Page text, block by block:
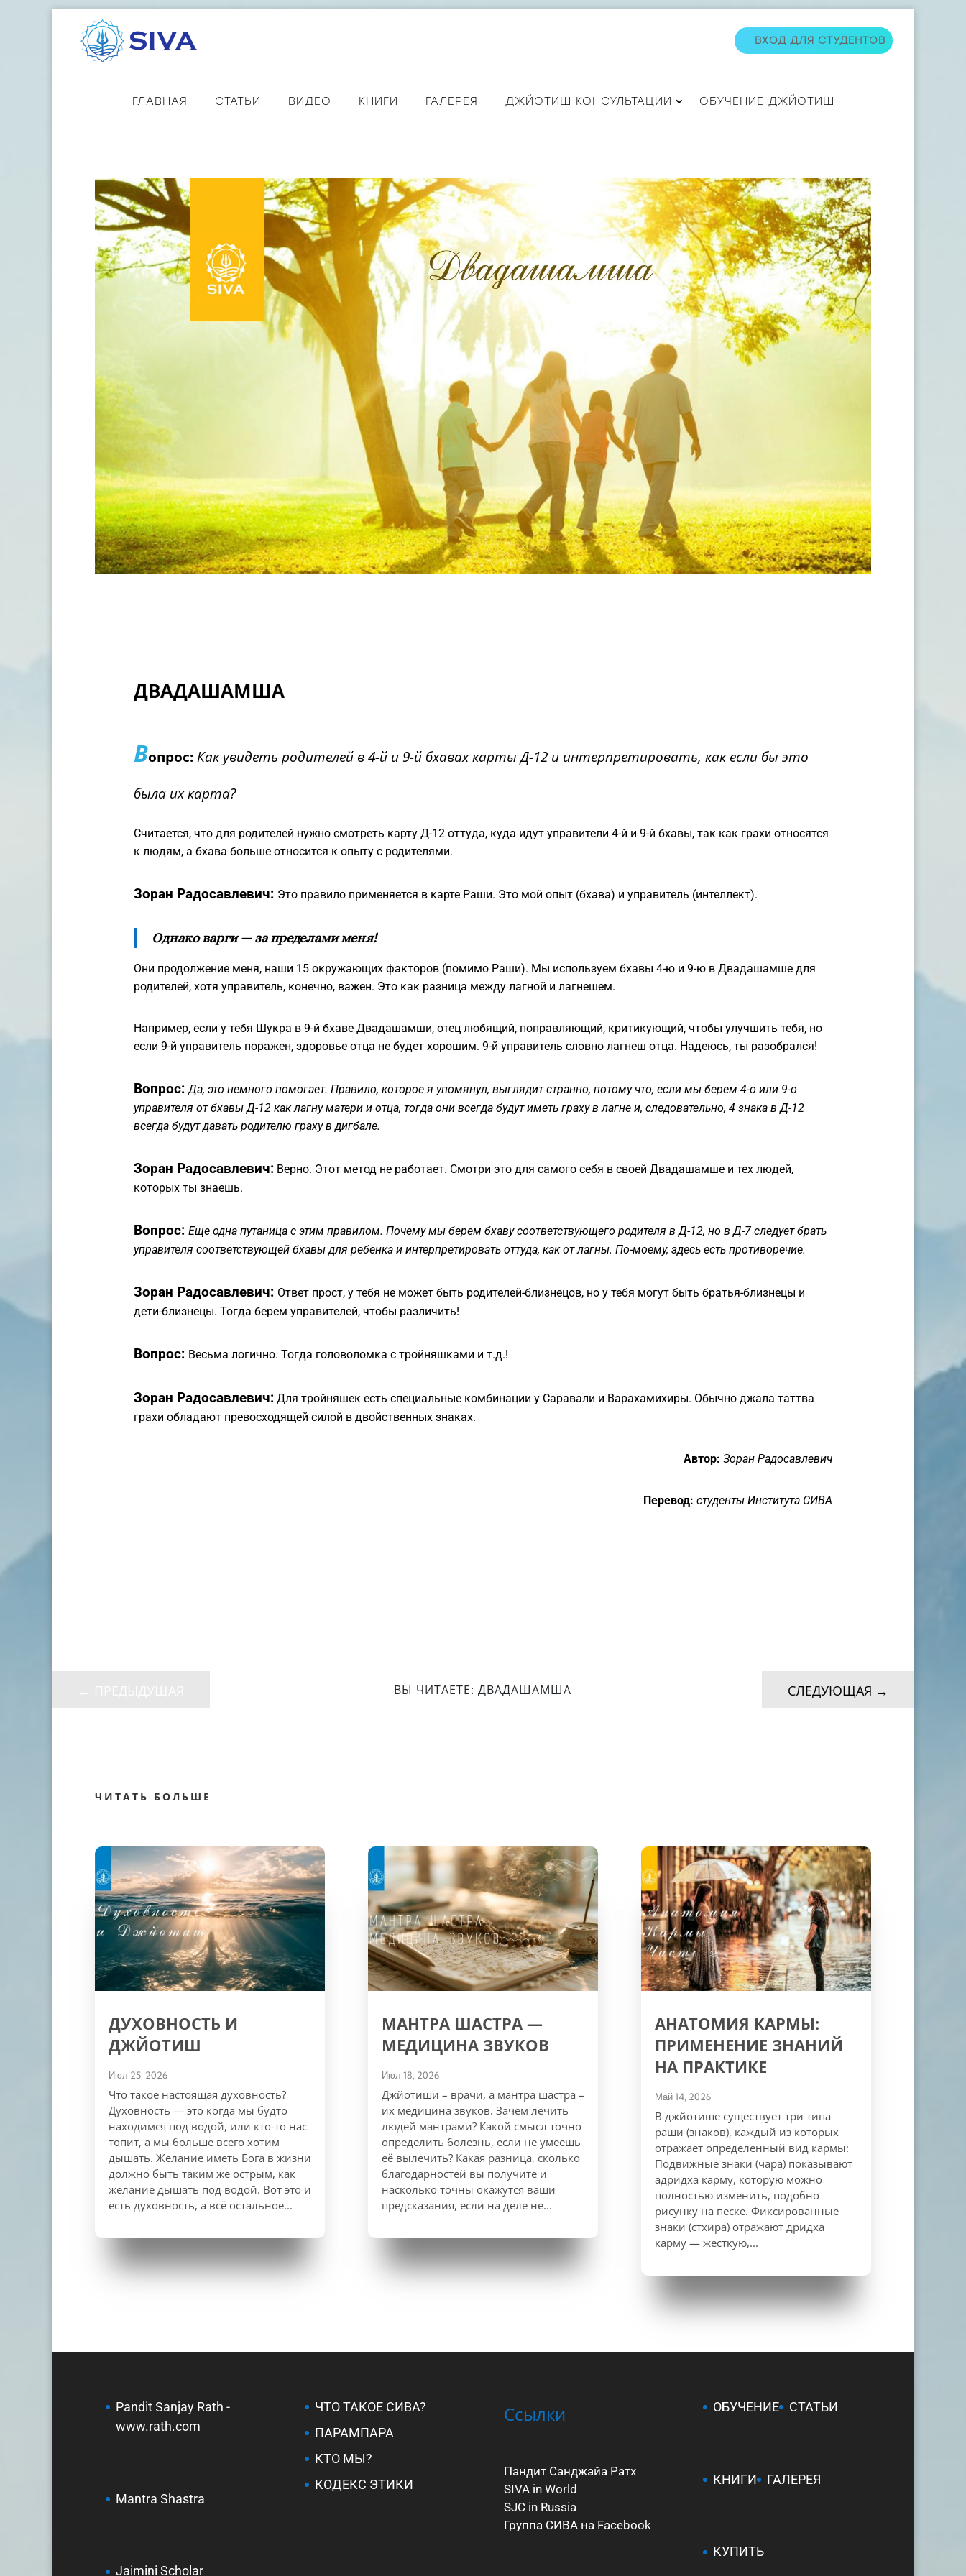
ВХОД ДЛЯ СТУДЕНТОВ
ГЛАВНАЯ СТАТЬИ ВИДЕО КНИГИ ГАЛЕРЕЯ ДЖЙОТИШ КОНСУЛЬТАЦИИ ОБУЧЕНИЕ ДЖЙОТИШ
ДВАДАШАМША
Вопрос: Как увидеть родителей в 4-й и 9-й бхавах карты Д-12 и интерпретировать, как если бы это
была их карта?
Считается, что для родителей нужно смотреть карту Д-12 оттуда, куда идут управители 4-й и 9-й бхавы, так как грахи относятся
к людям, а бхава больше относится к опыту с родителями.
Зоран Радосавлевич: Это правило применяется в карте Раши. Это мой опыт (бхава) и управитель (интеллект).
Однако варги — за пределами меня!
Они продолжение меня, наши 15 окружающих факторов (помимо Раши). Мы используем бхавы 4-ю и 9-ю в Двадашамше для
родителей, хотя управитель, конечно, важен. Это как разница между лагной и лагнешем.
Например, если у тебя Шукра в 9-й бхаве Двадашамши, отец любящий, поправляющий, критикующий, чтобы улучшить тебя, но
если 9-й управитель поражен, здоровье отца не будет хорошим. 9-й управитель словно лагнеш отца. Надеюсь, ты разобрался!
Вопрос: Да, это немного помогает. Правило, которое я упомянул, выглядит странно, потому что, если мы берем 4-о или 9-о
управителя от бхавы Д-12 как лагну матери и отца, тогда они всегда будут иметь граху в лагне и, следовательно, 4 знака в Д-12
всегда будут давать родителю граху в дигбале.
Зоран Радосавлевич: Верно. Этот метод не работает. Смотри это для самого себя в своей Двадашамше и тех людей,
которых ты знаешь.
Вопрос: Еще одна путаница с этим правилом. Почему мы берем бхаву соответствующего родителя в Д-12, но в Д-7 следует брать
управителя соответствующей бхавы для ребенка и интерпретировать оттуда, как от лагны. По-моему, здесь есть противоречие.
Зоран Радосавлевич: Ответ прост, у тебя не может быть родителей-близнецов, но у тебя могут быть братья-близнецы и
дети-близнецы. Тогда берем управителей, чтобы различить!
Вопрос: Весьма логично. Тогда головоломка с тройняшками и т.д.!
Зоран Радосавлевич: Для тройняшек есть специальные комбинации у Саравали и Варахамихиры. Обычно джала таттва
грахи обладают превосходящей силой в двойственных знаках.
Автор: Зоран Радосавлевич
Перевод: студенты Института СИВА
ВЫ ЧИТАЕТЕ: ДВАДАШАМША СЛЕДУЮЩАЯ →
ЧИТАТЬ БОЛЬШЕ
ДУХОВНОСТЬ И
ДЖЙОТИШ
Июл 25, 2026
Что такое настоящая духовность?
Духовность — это когда мы будто
находимся под водой, или кто-то нас
топит, а мы больше всего хотим
дышать. Желание иметь Бога в жизни
должно быть таким же острым, как
желание дышать под водой. Вот это и
есть духовность, а всё остальное...
МАНТРА ШАСТРА —
МЕДИЦИНА ЗВУКОВ
Июл 18, 2026
Джйотиши – врачи, а мантра шастра –
их медицина звуков. Зачем лечить
людей мантрами? Какой смысл точно
определить болезнь, если не умеешь
её вылечить? Какая разница, сколько
благодарностей вы получите и
насколько точны окажутся ваши
предсказания, если на деле не...
АНАТОМИЯ КАРМЫ:
ПРИМЕНЕНИЕ ЗНАНИЙ
НА ПРАКТИКЕ
Май 14, 2026
В джйотише существует три типа
раши (знаков), каждый из которых
отражает определенный вид кармы:
Подвижные знаки (чара) показывают
адридха карму, которую можно
полностью изменить, подобно
рисунку на песке. Фиксированные
знаки (стхира) отражают дридха
карму — жесткую,...
Pandit Sanjay Rath -
www.rath.com
Mantra Shastra
Jaimini Scholar
ЧТО ТАКОЕ СИВА?
ПАРАМПАРА
КТО МЫ?
КОДЕКС ЭТИКИ
Ссылки
Пандит Санджайа Ратх
SIVA in World
SJC in Russia
Группа СИВА на Facebook
ОБУЧЕНИЕ СТАТЬИ
КНИГИ ГАЛЕРЕЯ
КУПИТЬ